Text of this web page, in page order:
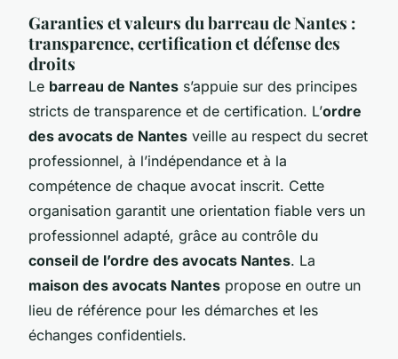
Garanties et valeurs du barreau de Nantes :
transparence, certification et défense des
droits
Le barreau de Nantes s’appuie sur des principes
stricts de transparence et de certification. L’ordre
des avocats de Nantes veille au respect du secret
professionnel, à l’indépendance et à la
compétence de chaque avocat inscrit. Cette
organisation garantit une orientation fiable vers un
professionnel adapté, grâce au contrôle du
conseil de l’ordre des avocats Nantes. La
maison des avocats Nantes propose en outre un
lieu de référence pour les démarches et les
échanges confidentiels.